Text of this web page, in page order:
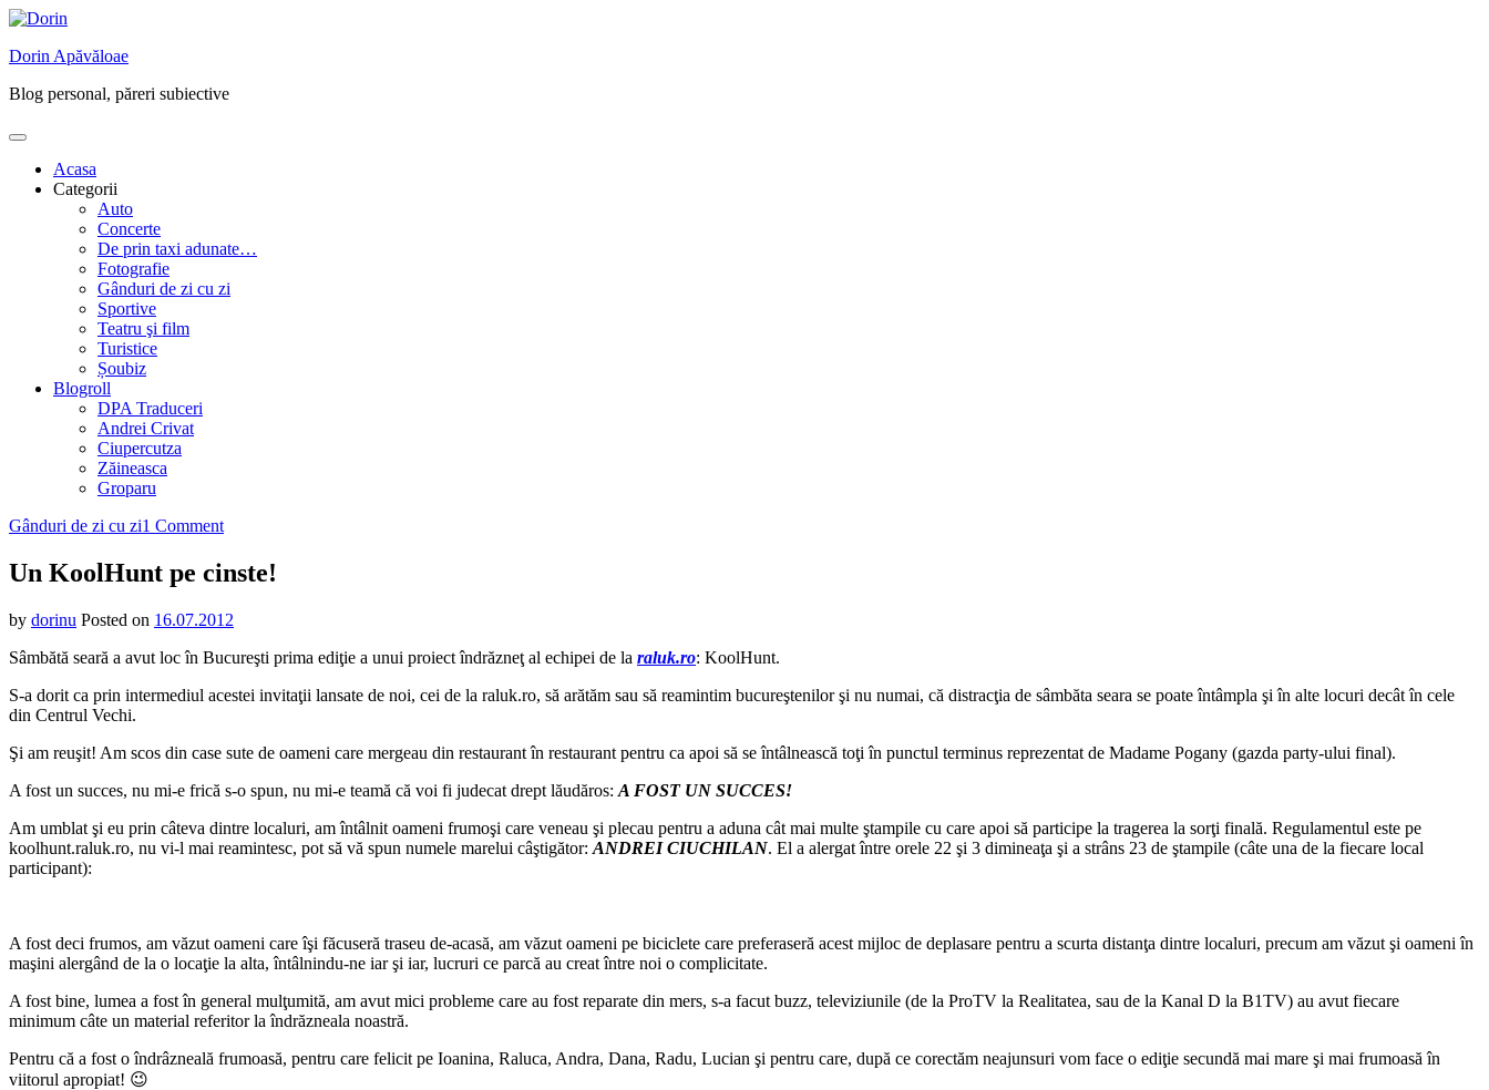
Skip
content
Dorin Apăvăloae
Blog personal, păreri subiective
Acasa
Categorii
Auto
Concerte
De prin taxi adunate…
Fotografie
Gânduri de zi cu zi
Sportive
Teatru şi film
Turistice
Șoubiz
Blogroll
DPA Traduceri
Andrei Crivat
Ciupercutza
Zăineasca
Groparu
Gânduri de zi cu zi1 Commenton
KoolHunt
pe
Un KoolHunt pe cinste!
by dorinu Posted on 16.07.2012
Sâmbătă seară a avut loc în Bucureşti prima ediţie a unui proiect îndrăzneţ al echipei de la raluk.ro: KoolHunt.
S-a dorit ca prin intermediul acestei invitaţii lansate de noi, cei de la raluk.ro, să arătăm sau să reamintim bucureştenilor şi nu numai, că distracţia de sâmbăta seara se poate întâmpla şi în alte locuri decât în cele
din Centrul Vechi.
Şi am reuşit! Am scos din case sute de oameni care mergeau din restaurant în restaurant pentru ca apoi să se întâlnească toţi în punctul terminus reprezentat de Madame Pogany (gazda party-ului final).
A fost un succes, nu mi-e frică s-o spun, nu mi-e teamă că voi fi judecat drept lăudăros: A FOST UN SUCCES!
Am umblat şi eu prin câteva dintre localuri, am întâlnit oameni frumoşi care veneau şi plecau pentru a aduna cât mai multe ştampile cu care apoi să participe la tragerea la sorţi finală. Regulamentul este pe
koolhunt.raluk.ro, nu vi-l mai reamintesc, pot să vă spun numele marelui câştigător: ANDREI CIUCHILAN. El a alergat între orele 22 şi 3 dimineaţa şi a strâns 23 de ştampile (câte una de la fiecare local
participant):
A fost deci frumos, am văzut oameni care îşi făcuseră traseu de-acasă, am văzut oameni pe biciclete care preferaseră acest mijloc de deplasare pentru a scurta distanţa dintre localuri, precum am văzut şi oameni în
maşini alergând de la o locaţie la alta, întâlnindu-ne iar şi iar, lucruri ce parcă au creat între noi o complicitate.
A fost bine, lumea a fost în general mulţumită, am avut mici probleme care au fost reparate din mers, s-a facut buzz, televiziunile (de la ProTV la Realitatea, sau de la Kanal D la B1TV) au avut fiecare
minimum câte un material referitor la îndrăzneala noastră.
Pentru că a fost o îndrâzneală frumoasă, pentru care felicit pe Ioanina, Raluca, Andra, Dana, Radu, Lucian şi pentru care, după ce corectăm neajunsuri vom face o ediţie secundă mai mare şi mai frumoasă în
viitorul apropiat! 😉